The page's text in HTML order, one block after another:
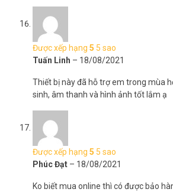
Được xếp hạng 5 5 sao
Tuấn Linh – 18/08/2021
Thiết bị này đã hỗ trợ em trong mùa
sinh, âm thanh và hình ảnh tốt lắm ạ
Được xếp hạng 5 5 sao
Phúc Đạt – 18/08/2021
Ko biết mua online thì có được bảo